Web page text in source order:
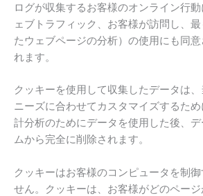
ログが収集するお客様のオンライン行
ェブトラフィック、お客様が訪問し、
たウェブページの分析）の使用にも同
れます。
クッキーを使用して収集したデータは
ニーズに合わせてカスタマイズするた
計分析のためにデータを使用した後、
ムから完全に削除されます。
クッキーはお客様のコンピュータを制
せん。クッキーは、お客様がどのペー